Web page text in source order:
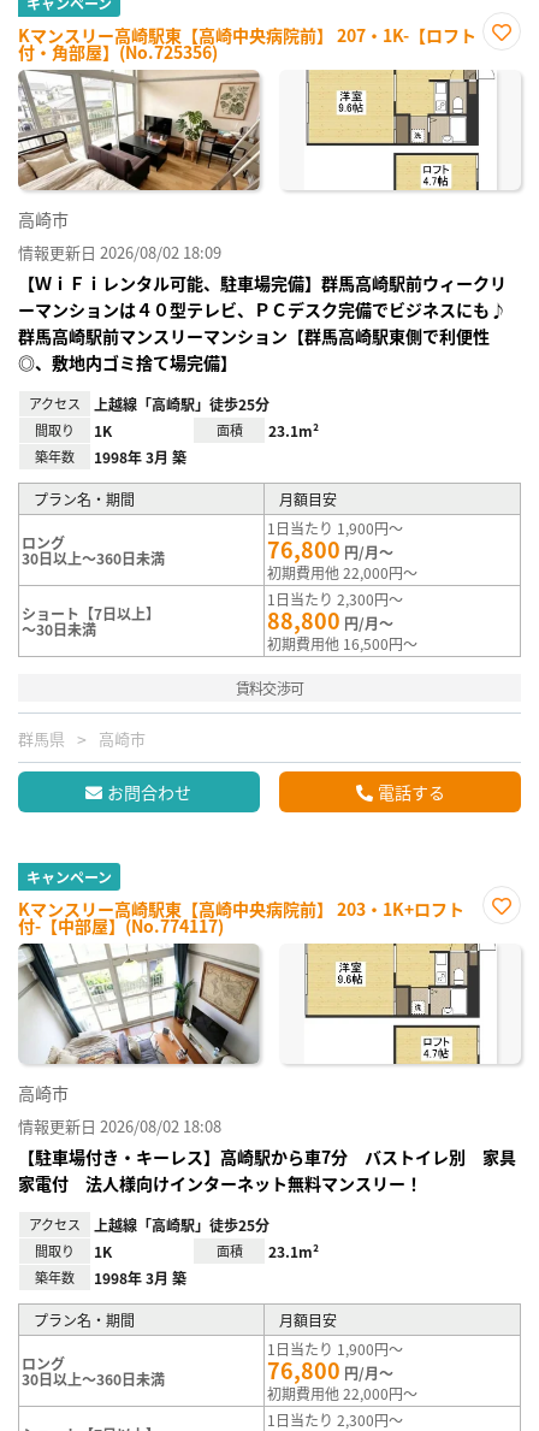
Kマンスリー高崎駅東【高崎中央病院前】 207・1K-【ロフト
付・角部屋】(No.725356)
に入
高崎市
情報更新日 2026/08/02 18:09
【ＷｉＦｉレンタル可能、駐車場完備】群馬高崎駅前ウィークリ
ーマンションは４０型テレビ、ＰＣデスク完備でビジネスにも♪
群馬高崎駅前マンスリーマンション【群馬高崎駅東側で利便性
◎、敷地内ゴミ捨て場完備】
アクセス 上越線「高崎駅」徒歩25分
間取り 1K 面積 23.1m²
築年数 1998年 3月 築
プラン名・期間 月額目安
ロング
30日以上～360日未満
1日当たり 1,900円～
76,800 円/月～
初期費用他 22,000円～
ショート【7日以上】
～30日未満
1日当たり 2,300円～
88,800 円/月～
初期費用他 16,500円～
賃料交渉可
群馬県 高崎市
お問合わせ 電話する
キャンペーン
Kマンスリー高崎駅東【高崎中央病院前】 203・1K+ロフト
付-【中部屋】(No.774117)
に入
高崎市
情報更新日 2026/08/02 18:08
【駐車場付き・キーレス】高崎駅から車7分 バストイレ別 家具
家電付 法人様向けインターネット無料マンスリー！
アクセス 上越線「高崎駅」徒歩25分
間取り 1K 面積 23.1m²
築年数 1998年 3月 築
プラン名・期間 月額目安
ロング
30日以上～360日未満
1日当たり 1,900円～
76,800 円/月～
初期費用他 22,000円～
1日当たり 2,300円～